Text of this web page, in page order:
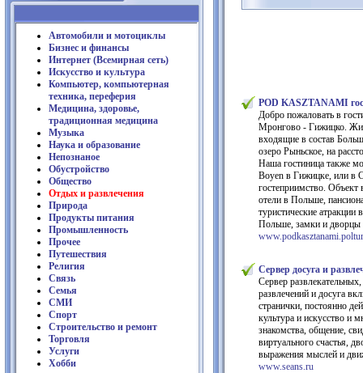
Автомобили и мотоциклы
Бизнес и финансы
Интернет (Всемирная сеть)
Искусство и культура
Компьютер, компьютерная
техника, переферия
Медицина, здоровье,
традиционная медицина
Музыка
Наука и образование
Непознаное
Обустройство
Общество
Отдых и развлечения
Природа
Продукты питания
Промышленность
Прочее
Путешествия
Религия
Связь
Семья
СМИ
Спорт
Строительство и ремонт
Торговля
Услуги
Хобби
POD KASZTANAMI
Добро пожаловать в
Мронгово - Гижицко.
входящие в состав
озеро Рыньское, на
Наша гостиница также
Boyen в Гижицке, или в
гостеприимство.
отели в Польше,
туристические
Польше, замки и дворцы
Сервер досуга и
Сервер
развлечений и досуга
странички, постоянно
культура и искусство и
знакомства, общение,
виртуального счастья,
выражения мыслей и
www.seans.ru